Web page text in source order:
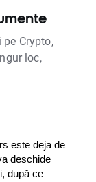
pe Crypto,
loc,
este deja de
deschide
după ce